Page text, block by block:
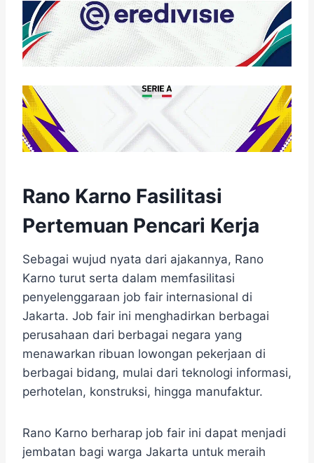
Rano Karno Fasilitasi
Pertemuan Pencari Kerja
Sebagai wujud nyata dari ajakannya, Rano
Karno turut serta dalam memfasilitasi
penyelenggaraan job fair internasional di
Jakarta. Job fair ini menghadirkan berbagai
perusahaan dari berbagai negara yang
menawarkan ribuan lowongan pekerjaan di
berbagai bidang, mulai dari teknologi informasi,
perhotelan, konstruksi, hingga manufaktur.
Rano Karno berharap job fair ini dapat menjadi
jembatan bagi warga Jakarta untuk meraih